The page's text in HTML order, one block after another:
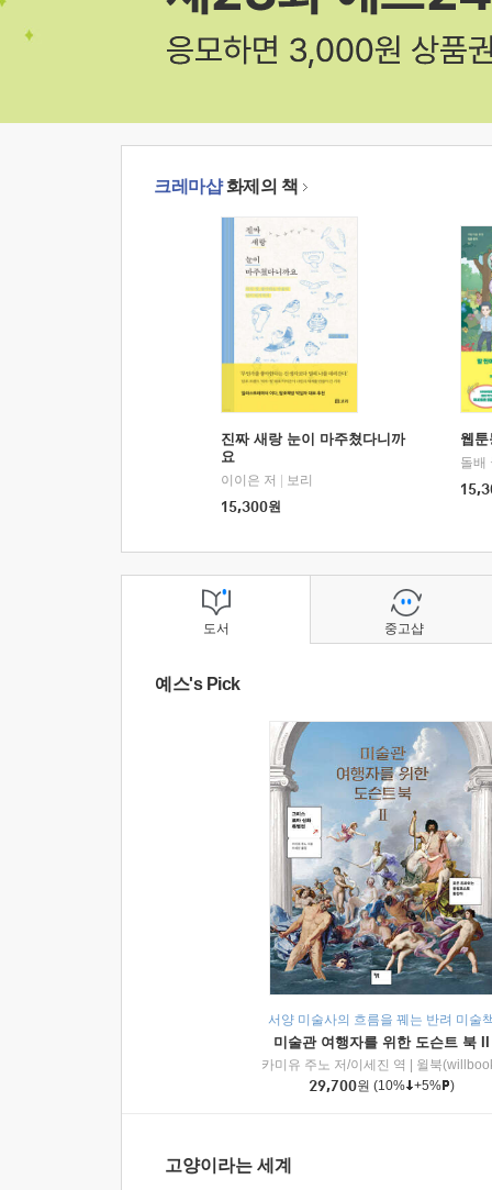
크레마샵화제의 책
진짜 새랑 눈이 마주쳤다니까
요
이이은 저
보리
15,300원
웹
돌배
도서
예스's Pick
서양 미술사의 흐름을 꿰는 반려 미술
미술관 여행자를 위한 도슨트 북 II
카미유 주노 저/이세진 역
윌북
29,700원 (10% +5% )
고양이라는 세계
중고샵